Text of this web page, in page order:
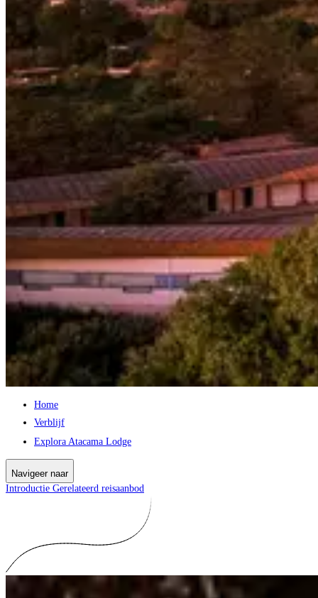
Home
Verblijf
Explora Atacama Lodge
Navigeer naar
Introductie Gerelateerd reisaanbod